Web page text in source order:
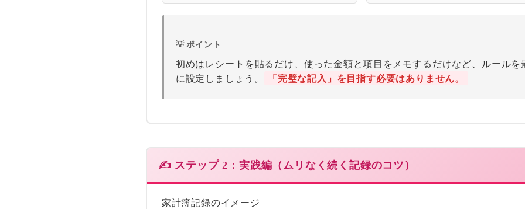
💡 ポイント
初めはレシートを貼るだけ、使った金額と項目をメモするだけなど、ルールを
に設定しましょう。
「完璧な記入」を目指す必要はありません。
✍️ ステップ 2：実践編（ムリなく続く記録のコツ）
家計簿記録のイメージ